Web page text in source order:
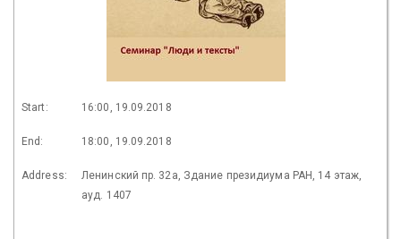
Start: 16:00, 19.09.2018
End: 18:00, 19.09.2018
Address:
Ленинский пр. 32а, Здание президиума РАН, 14 этаж,
ауд. 1407